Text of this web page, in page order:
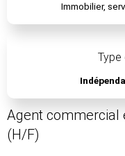
Immobilier,
Type
Agent commercial
(H/F)